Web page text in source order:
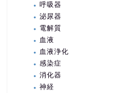
呼吸器
泌尿器
電解質
血液
血液浄化
感染症
消化器
神経